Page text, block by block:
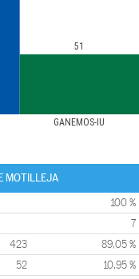
GANEMOS-IU
51
MOTILLEJA
100 %
7
423 89,05 %
52 10,95 %